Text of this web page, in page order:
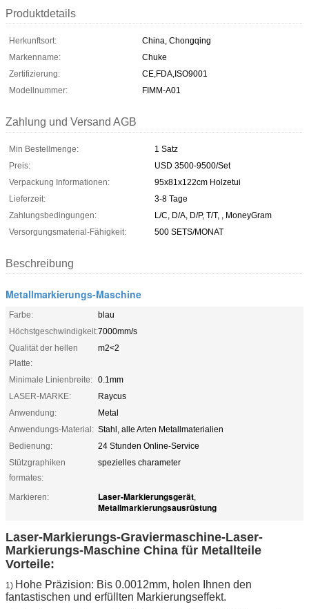
Produktdetails
Herkunftsort:
China, Chongqing
Markenname:
Chuke
Zertifizierung:
CE,FDA,ISO9001
Modellnummer:
FIMM-A01
Zahlung und Versand AGB
Min Bestellmenge:
1 Satz
Preis:
USD 3500-9500/Set
Verpackung Informationen:
95x81x122cm Holzetui
Lieferzeit:
3-8 Tage
Zahlungsbedingungen:
L/C, D/A, D/P, T/T, , MoneyGram
Versorgungsmaterial-Fähigkeit:
500 SETS/MONAT
Beschreibung
Metallmarkierungs-Maschine
Farbe:
blau
Höchstgeschwindigkeit:7000mm/s
Qualität der hellen
Platte:
m2<2
Minimale Linienbreite: 0.1mm
LASER-MARKE:
Raycus
Anwendung:
Metal
Anwendungs-Material: Stahl, alle Arten Metallmaterialien
Bedienung:
24 Stunden Online-Service
Stützgraphiken
formates:
spezielles charameter
Markieren: Laser-Markierungsgerät,
Metallmarkierungsausrüstung
Laser-Markierungs-Graviermaschine-Laser-
Markierungs-Maschine China für Metallteile
Vorteile:
1) Hohe Präzision: Bis 0.0012mm, holen Ihnen den
fantastischen und erfüllten Markierungseffekt.